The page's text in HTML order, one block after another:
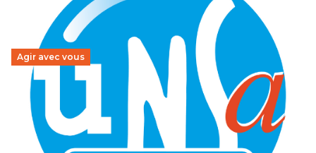
Agir avec vous
16 mars, Mont de Marsan : Contre les
suppressions de postes dans le 2nd degré,
tous.tes en grève et en manifestation !
9 mars 2026 NOUVELLE-AQUITAINE